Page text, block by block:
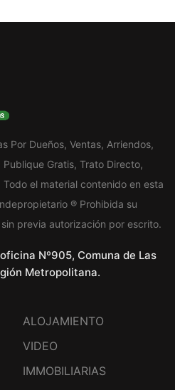
Por Dueños, Ventas, Arriendos,
Publique Gratis, Trato Directo,
el material contenido en esta
® Prohibida su
previa autorización por escrito.
Nº905, Comuna de Las
Metropolitana.
ALOJAMIENTO
VIDEO
IMMOBILIARIAS